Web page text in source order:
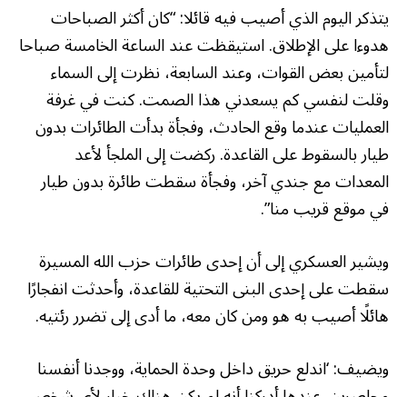
يتذكر اليوم الذي أصيب فيه قائلا: “كان أكثر الصباحات
هدوءا على الإطلاق. استيقظت عند الساعة الخامسة صباحا
لتأمين بعض القوات، وعند السابعة، نظرت إلى السماء
وقلت لنفسي كم يسعدني هذا الصمت. كنت في غرفة
العمليات عندما وقع الحادث، وفجأة بدأت الطائرات بدون
طيار بالسقوط على القاعدة. ركضت إلى الملجأ لأعد
المعدات مع جندي آخر، وفجأة سقطت طائرة بدون طيار
في موقع قريب منا”.
ويشير العسكري إلى أن إحدى طائرات حزب الله المسيرة
سقطت على إحدى البنى التحتية للقاعدة، وأحدثت انفجارًا
هائلًا أصيب به هو ومن كان معه، ما أدى إلى تضرر رئتيه.
ويضيف: ‘اندلع حريق داخل وحدة الحماية، ووجدنا أنفسنا